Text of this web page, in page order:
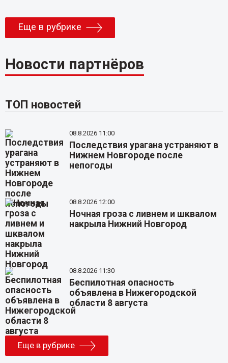
Еще в рубрике
Новости партнёров
ТОП новостей
08.8.2026 11:00
Последствия урагана устраняют в
Нижнем Новгороде после
непогоды
08.8.2026 12:00
Ночная гроза с ливнем и шквалом
накрыла Нижний Новгород
08.8.2026 11:30
Беспилотная опасность
объявлена в Нижегородской
области 8 августа
Еще в рубрике